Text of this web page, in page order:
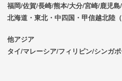
福岡/佐賀/長崎/熊本/大分/宮崎/鹿児島/
北海道・東北・中四国・甲信越北陸（
他アジア
タイ/マレーシア/フィリピン/シンガ